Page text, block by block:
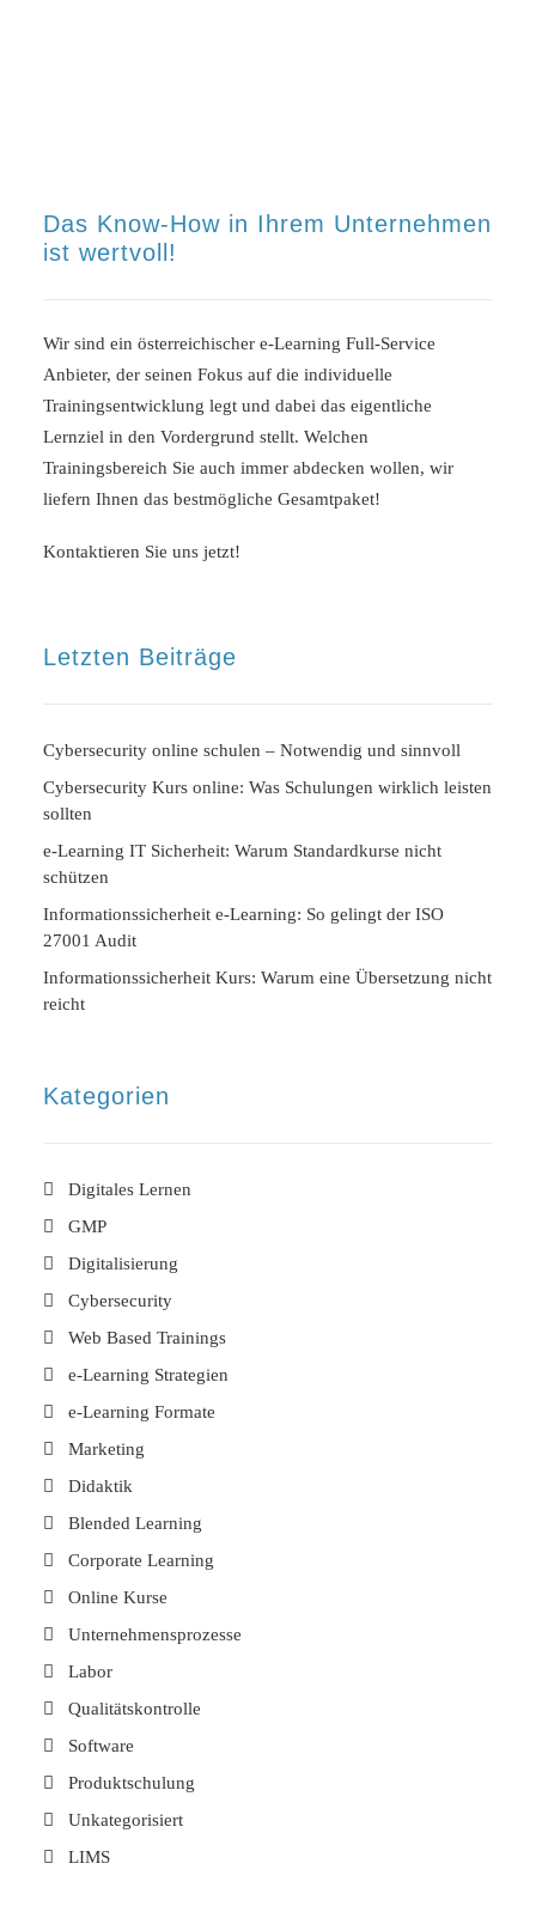
Das Know-How in Ihrem Unternehmen
ist wertvoll!
Wir sind ein österreichischer e-Learning Full-Service
Anbieter, der seinen Fokus auf die individuelle
Trainingsentwicklung legt und dabei das eigentliche
Lernziel in den Vordergrund stellt. Welchen
Trainingsbereich Sie auch immer abdecken wollen, wir
liefern Ihnen das bestmögliche Gesamtpaket!
Kontaktieren Sie uns jetzt!
Letzten Beiträge
Cybersecurity online schulen – Notwendig und sinnvoll
Cybersecurity Kurs online: Was Schulungen wirklich leisten
sollten
e-Learning IT Sicherheit: Warum Standardkurse nicht
schützen
Informationssicherheit e-Learning: So gelingt der ISO
27001 Audit
Informationssicherheit Kurs: Warum eine Übersetzung nicht
reicht
Kategorien
Digitales Lernen
GMP
Digitalisierung
Cybersecurity
Web Based Trainings
e-Learning Strategien
e-Learning Formate
Marketing
Didaktik
Blended Learning
Corporate Learning
Online Kurse
Unternehmensprozesse
Labor
Qualitätskontrolle
Software
Produktschulung
Unkategorisiert
LIMS